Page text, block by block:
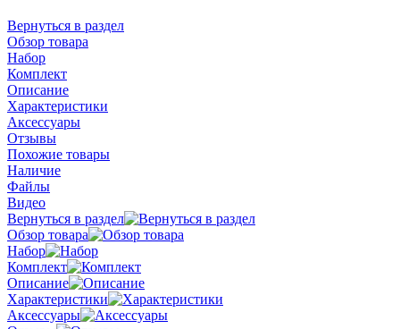
Вернуться в раздел
Обзор товара
Набор
Комплект
Описание
Характеристики
Аксессуары
Отзывы
Похожие товары
Наличие
Файлы
Видео
Вернуться в раздел
Обзор товара
Набор
Комплект
Описание
Характеристики
Аксессуары